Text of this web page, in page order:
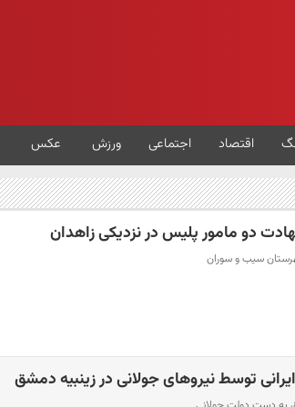
اقتصاد اجتماعی ورزش عکس
دو مامور پلیس در نزدیکی زاهدان
توسط نیروهای جولانی در زینبیه دمشق